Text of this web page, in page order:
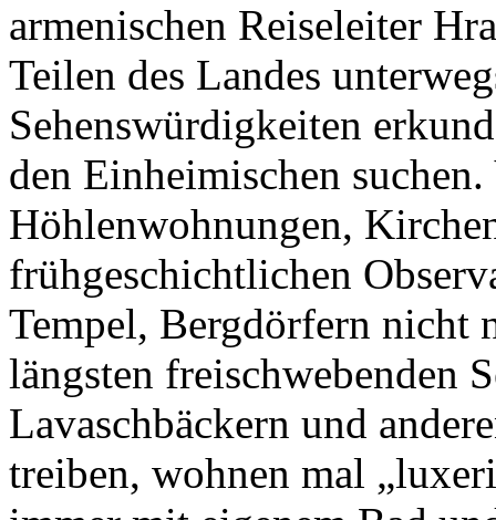
armenischen Reiseleiter
Teilen des Landes
Sehenswürdigkeiten
den Einheimischen
Höhlenwohnungen,
frühgeschichtlichen
Tempel, Bergdörfern nicht
längsten freischwebenden
Lavaschbäckern und
treiben, wohnen mal